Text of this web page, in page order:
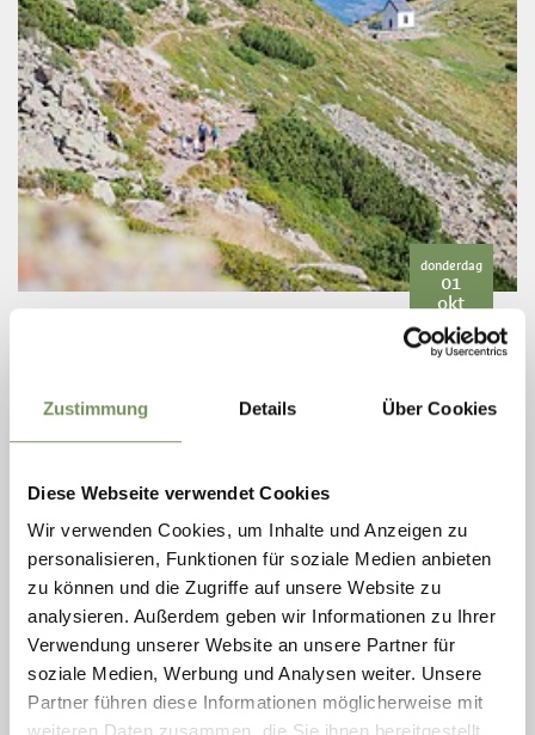
Zustimmung Details Über Cookies
Diese Webseite verwendet Cookies
Wir verwenden Cookies, um Inhalte und Anzeigen zu
personalisieren, Funktionen für soziale Medien anbieten
zu können und die Zugriffe auf unsere Website zu
analysieren. Außerdem geben wir Informationen zu Ihrer
Verwendung unserer Website an unsere Partner für
soziale Medien, Werbung und Analysen weiter. Unsere
Partner führen diese Informationen möglicherweise mit
donderdag
01
okt